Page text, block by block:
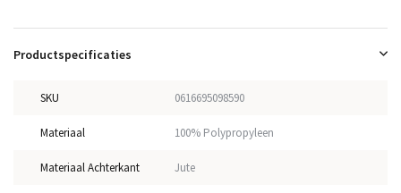
Productspecificaties
SKU 0616695098590
Materiaal 100% Polypropyleen
Materiaal Achterkant Jute